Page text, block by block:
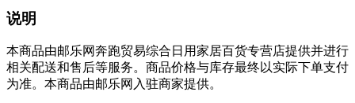
说明
本商品由邮乐网奔跑贸易综合日用家居百货专营店提供并进行
相关配送和售后等服务。商品价格与库存最终以实际下单支付
为准。本商品由邮乐网入驻商家提供。